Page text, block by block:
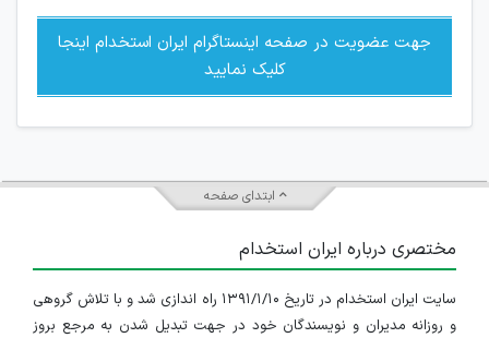
جهت عضویت در صفحه اینستاگرام ایران استخدام اینجا
کلیک نمایید
ابتدای صفحه
مختصری درباره ایران استخدام
سایت ایران استخدام در تاریخ ۱۳۹۱/۱/۱۰ راه اندازی شد و با تلاش گروهی
و روزانه مدیران و نویسندگان خود در جهت تبدیل شدن به مرجع بروز